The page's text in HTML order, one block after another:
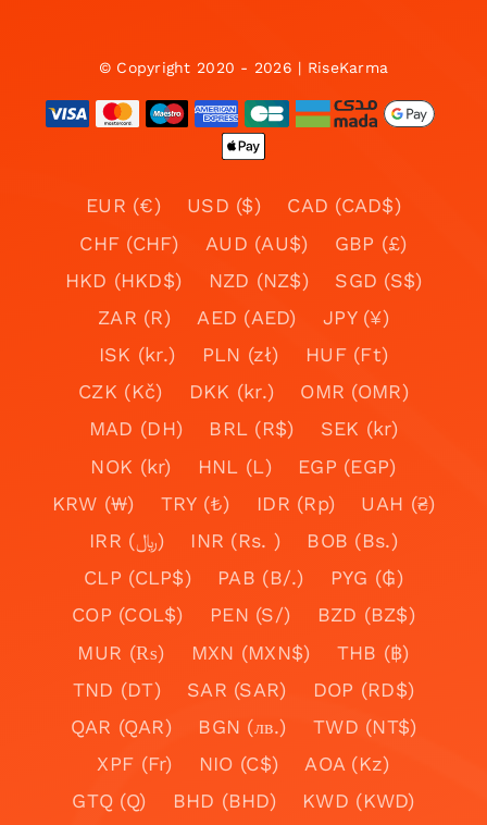
© Copyright 2020 - 2026 | RiseKarma
EUR (€) USD ($)
CAD (CAD$)
CHF (CHF)
AUD (AU$)
GBP (£)
HKD (HKD$)
NZD (NZ$)
SGD (S$)
ZAR (R)
AED (AED)
JPY (¥)
ISK (kr.)
PLN (zł)
HUF (Ft)
CZK (Kč)
DKK (kr.)
OMR (OMR)
MAD (DH)
BRL (R$)
SEK (kr)
NOK (kr)
HNL (L)
EGP (EGP)
KRW (₩)
TRY (₺) IDR (Rp)
UAH (₴)
IRR (﷼)
INR (Rs. )
BOB (Bs.)
CLP (CLP$)
PAB (B/.)
PYG (₲)
COP (COL$)
PEN (S/)
BZD (BZ$)
MUR (₨)
MXN (MXN$)
THB (฿)
TND (DT)
SAR (SAR)
DOP (RD$)
QAR (QAR)
BGN (лв.)
TWD (NT$)
XPF (Fr)
NIO (C$)
AOA (Kz)
GTQ (Q)
BHD (BHD)
KWD (KWD)